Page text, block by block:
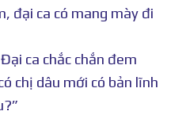
đại ca có mang mày đi
ca chắc chắn đem
chị dâu mới có bản lĩnh